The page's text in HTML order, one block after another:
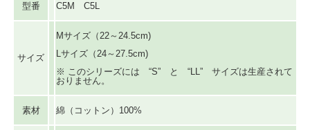
型番 C5M C5L
サイズ
Mサイズ（22～24.5cm)
Lサイズ（24～27.5cm)
※ このシリーズには “S” と “LL” サイズは生産されて
おりません。
素材 綿（コットン）100%